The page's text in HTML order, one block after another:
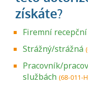
Firemní recepční
Strážný/strážná
Pracovník/
službách (68-011-
Projděte si